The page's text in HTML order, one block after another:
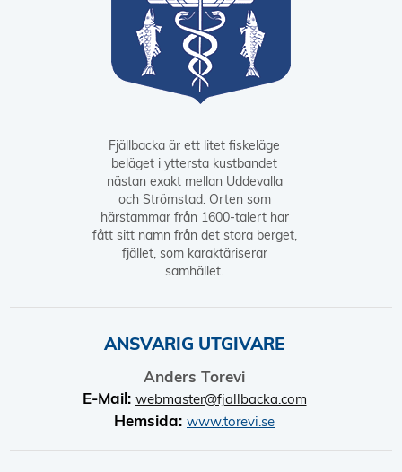
Fjällbacka är ett litet fiskeläge
beläget i yttersta kustbandet
nästan exakt mellan Uddevalla
och Strömstad. Orten som
härstammar från 1600-talert har
fått sitt namn från det stora berget,
fjället, som karaktäriserar
samhället.
ANSVARIG UTGIVARE
Anders Torevi
E-Mail: webmaster@fjallbacka.com
Hemsida: www.torevi.se